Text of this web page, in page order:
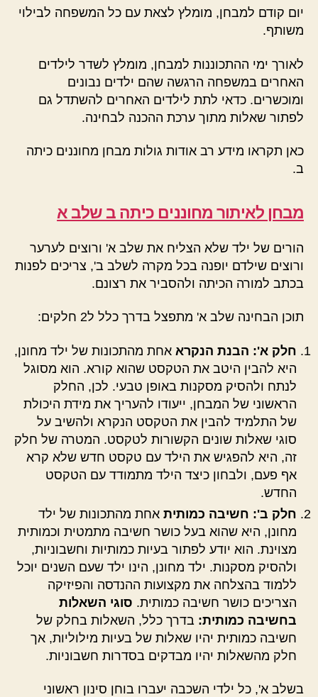
יום קודם למבחן, מומלץ לצאת עם כל המשפחה לבילוי
משותף.
לאורך ימי ההתכוננות למבחן, מומלץ לשדר לילדים
האחרים במשפחה הרגשה שהם ילדים נבונים
ומוכשרים. כדאי לתת לילדים האחרים להשתדל גם
לפתור שאלות מתוך ערכת ההכנה לבחינה.
כאן תקראו מידע רב אודות גולות מבחן מחוננים כיתה
ב.
מבחן לאיתור מחוננים כיתה ב שלב א
הורים של ילד שלא הצליח את שלב א' ורוצים לערער
ורוצים שילדם יופנה בכל מקרה לשלב ב', צריכים לפנות
בכתב למורה הכיתה ולהסביר את רצונם.
תוכן הבחינה שלב א' מתפצל בדרך כלל ל2 חלקים:
חלק א': הבנת הנקרא אחת מהתכונות של ילד מחונן,
היא להבין היטב את הטקסט שהוא קורא. הוא מסוגל
לנתח ולהסיק מסקנות באופן טבעי. לכן, החלק
הראשוני של המבחן, ייעודו להעריך את מידת היכולת
של התלמיד להבין את הטקסט הנקרא ולהשיב על
סוגי שאלות שונים הקשורות לטקסט. המטרה של חלק
זה, היא להפגיש את הילד עם טקסט חדש שלא קרא
אף פעם, ולבחון כיצד הילד מתמודד עם הטקסט
החדש.
חלק ב': חשיבה כמותית אחת מהתכונות של ילד
מחונן, היא שהוא בעל כושר חשיבה מתמטית וכמותית
מצוינת. הוא יודע לפתור בעיות כמותיות וחשבוניות,
ולהסיק מסקנות. ילד מחונן, הינו ילד שעם השנים יוכל
ללמוד בהצלחה את מקצועות ההנדסה והפיזיקה
הצריכים כושר חשיבה כמותית. סוגי השאלות
בחשיבה כמותית: בדרך כלל, השאלות בחלק של
חשיבה כמותית יהיו שאלות של בעיות מילוליות, אך
חלק מהשאלות יהיו מבדקים בסדרות חשבוניות.
בשלב א', כל ילדי השכבה יעברו בוחן סינון ראשוני